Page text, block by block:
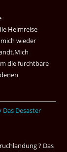
Heimreise
wieder
die furchtbare
Das Desaster
? Das